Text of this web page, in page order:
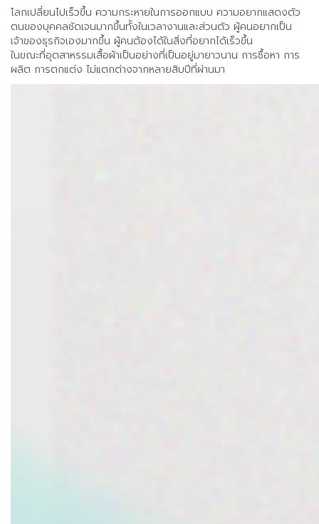
โลกเปลี่ยนไปเร็วขึ้น ความกระหายในการออกแบบ ความอยากแสดงตัว
ตนของบุคคลชัดเจนมากขึ้นทั้งในเวลางานและส่วนตัว ผู้คนอยากเป็น
เจ้าของธุรกิจเองมากขึ้น ผู้คนต้องได้ในสิ่งที่อยากได้เร็วขึ้น
ในขณะที่อุตสาหรรมเสื้อผ้าเป็นอย่างที่เป็นอยู่มายาวนาน การซื้อหา การ
ผลิต การตกแต่ง ไม่แตกต่างจากหลายสิบปีที่ผ่านมา